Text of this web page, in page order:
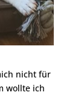
nicht für
wollte ich